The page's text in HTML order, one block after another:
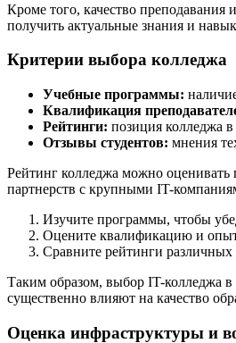
Кроме того, качество
получить актуальные знания и
Критерии выбора колледжа
Учебные программы:
Квалификация
Рейтинги: позиция колледжа
Отзывы студентов: мнения
Рейтинг колледжа можно оценивать
партнерств с крупными IT-
Изучите программы, чтобы
Оцените квалификацию и опыт
Сравните рейтинги
Таким образом, выбор IT-колледжа
существенно влияют на качество
Оценка инфраструктуры и